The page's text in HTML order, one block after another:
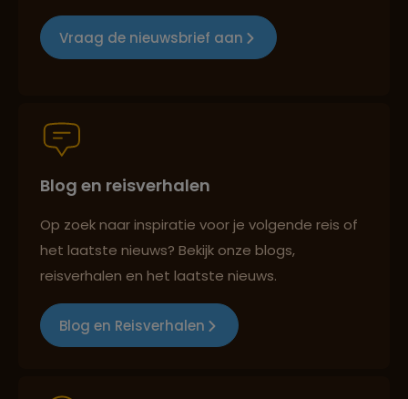
Reizen met oog voor mens, cultuur en milieu
Persoonlijk en deskundig reisadvies
Best beoordeelde reisroutes
Vraag de nieuwsbrief aan
Blog en reisverhalen
Op zoek naar inspiratie voor je volgende reis of
het laatste nieuws? Bekijk onze blogs,
reisverhalen en het laatste nieuws.
Blog en Reisverhalen